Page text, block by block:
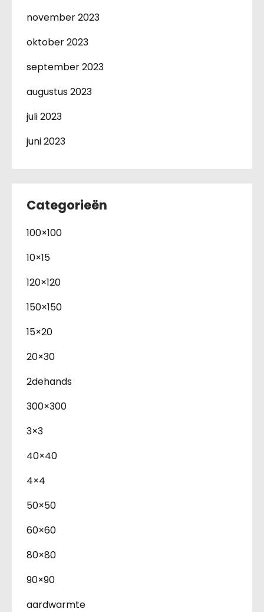
november 2023
oktober 2023
september 2023
augustus 2023
juli 2023
juni 2023
Categorieën
100×100
10×15
120×120
150×150
15×20
20×30
2dehands
300×300
3×3
40×40
4×4
50×50
60×60
80×80
90×90
aardwarmte